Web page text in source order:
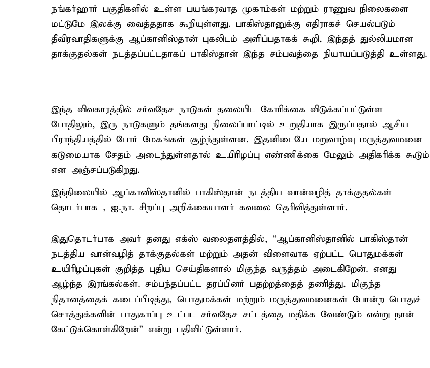
நங்கர்ஹார் பகுதிகளில் உள்ள பயங்கரவாத முகாம்கள் மற்றும் ராணுவ நிலைகளை
மட்டுமே இலக்கு வைத்ததாக கூறியுள்ளது. பாகிஸ்தானுக்கு எதிராகச் செயல்படும்
தீவிரவாதிகளுக்கு ஆப்கானிஸ்தான் புகலிடம் அளிப்பதாகக் கூறி, இந்தத் துல்லியமான
தாக்குதல்கள் நடத்தப்பட்டதாகப் பாகிஸ்தான் இந்த சம்பவத்தை நியாயப்படுத்தி உள்ளது.
இந்த விவகாரத்தில் சர்வதேச நாடுகள் தலையிட கோரிக்கை விடுக்கப்பட்டுள்ள
போதிலும், இரு நாடுகளும் தங்களது நிலைப்பாட்டில் உறுதியாக இருப்பதால் ஆசிய
பிராந்தியத்தில் போர் மேகங்கள் சூழ்ந்துள்ளன. இதனிடையே மறுவாழ்வு மருத்துவமனை
கடுமையாக சேதம் அடைந்துள்ளதால் உயிரிழப்பு எண்ணிக்கை மேலும் அதிகரிக்க கூடும்
என அஞ்சப்படுகிறது.
இந்நிலையில் ஆப்கானிஸ்தானில் பாகிஸ்தான் நடத்திய வான்வழித் தாக்குதல்கள்
தொடர்பாக , ஐ.நா. சிறப்பு அறிக்கையாளர் கவலை தெரிவித்துள்ளார்.
இதுதொடர்பாக அவர் தனது எக்ஸ் வலைதளத்தில், “ஆப்கானிஸ்தானில் பாகிஸ்தான்
நடத்திய வான்வழித் தாக்குதல்கள் மற்றும் அதன் விளைவாக ஏற்பட்ட பொதுமக்கள்
உயிரிழப்புகள் குறித்த புதிய செய்திகளால் மிகுந்த வருத்தம் அடைகிறேன். எனது
ஆழ்ந்த இரங்கல்கள். சம்பந்தப்பட்ட தரப்பினர் பதற்றத்தைத் தணித்து, மிகுந்த
நிதானத்தைக் கடைப்பிடித்து, பொதுமக்கள் மற்றும் மருத்துவமனைகள் போன்ற பொதுச்
சொத்துக்களின் பாதுகாப்பு உட்பட சர்வதேச சட்டத்தை மதிக்க வேண்டும் என்று நான்
கேட்டுக்கொள்கிறேன்” என்று பதிவிட்டுள்ளார்.